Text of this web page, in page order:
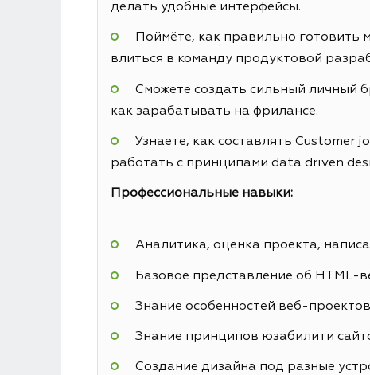
делать удобные интерфейсы.
Поймёте, как правильно готовить
влиться в команду продуктовой
Сможете создать сильный личный
как зарабатывать на фрилансе.
Узнаете, как составлять
работать с принципами data driven
Профессиональные навыки:
Аналитика, оценка проекта,
Базовое представление об HTML-
Знание особенностей веб-
Знание принципов юзабилити
Создание дизайна под разные